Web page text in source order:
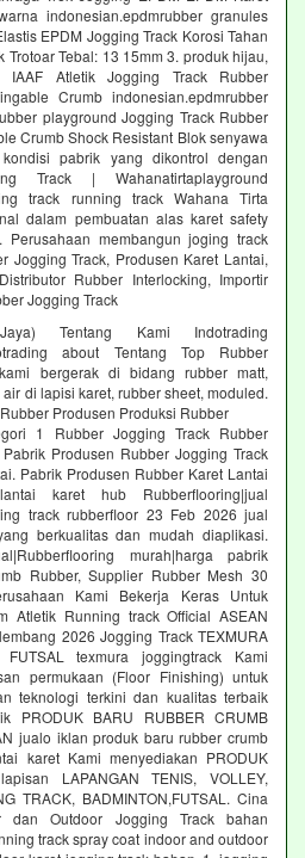
indonesian.epdmrubber granules
EPDM Jogging Track Korosi Tahan
Tebal: 13 15mm 3. produk hijau,
Atletik Jogging Track Rubber
Crumb indonesian.epdmrubber
playground Jogging Track Rubber
Crumb Shock Resistant Blok senyawa
pabrik yang dikontrol dengan
Track | Wahanatirtaplayground
track running track Wahana Tirta
dalam pembuatan alas karet safety
membangun joging track
Jogging Track, Produsen Karet Lantai,
Rubber Interlocking, Importir
Jogging Track
Tentang Kami Indotrading
about Tentang Top Rubber
bergerak di bidang rubber matt,
di lapisi karet, rubber sheet, moduled.
Produsen Produksi Rubber
1 Rubber Jogging Track Rubber
Produsen Rubber Jogging Track
Pabrik Produsen Rubber Karet Lantai
karet hub Rubberflooring|jual
track rubberfloor 23 Feb 2026 jual
berkualitas dan mudah diaplikasi.
murah|harga pabrik
Rubber, Supplier Rubber Mesh 30
Kami Bekerja Keras Untuk
Atletik Running track Official ASEAN
2026 Jogging Track TEXMURA
FUTSAL texmura joggingtrack Kami
permukaan (Floor Finishing) untuk
teknologi terkini dan kualitas terbaik
PRODUK BARU RUBBER CRUMB
jualo iklan produk baru rubber crumb
karet Kami menyediakan PRODUK
LAPANGAN TENIS, VOLLEY,
TRACK, BADMINTON,FUTSAL. Cina
dan Outdoor Jogging Track bahan
track spray coat indoor and outdoor